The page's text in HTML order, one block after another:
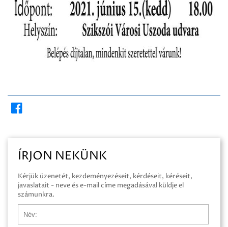
ÍRJON NEKÜNK
Kérjük üzenetét, kezdeményezéseit, kérdéseit, kéréseit,
javaslatait - neve és e-mail címe megadásával küldje el
számunkra.